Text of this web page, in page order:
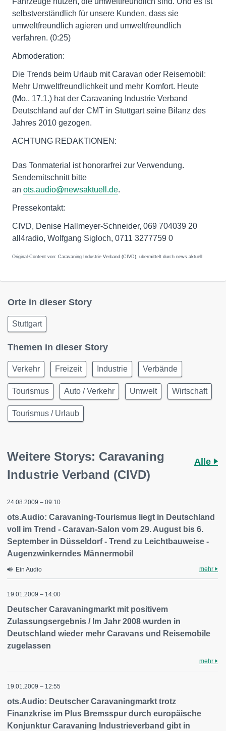
selbstverständlich für unsere Kunden, dass sie
umweltfreundlich agieren und umweltfreundlich
verfahren. (0:25)
Abmoderation:
Die Trends beim Urlaub mit Caravan oder Reisemobil:
Mehr Umweltfreundlichkeit und mehr Komfort. Heute
(Mo., 17.1.) hat der Caravaning Industrie Verband
Deutschland auf der CMT in Stuttgart seine Bilanz des
Jahres 2010 gezogen.
ACHTUNG REDAKTIONEN:
Das Tonmaterial ist honorarfrei zur Verwendung.
Sendemitschnitt bitte
an ots.audio@newsaktuell.de.
Pressekontakt:
CIVD, Denise Hallmeyer-Schneider, 069 704039 20
all4radio, Wolfgang Sigloch, 0711 3277759 0
Original-Content von: Caravaning Industrie Verband (CIVD), übermittelt durch news aktuell
Orte in dieser Story
Stuttgart
Themen in dieser Story
Verkehr Freizeit Industrie Verbände
Tourismus Auto / Verkehr Umwelt Wirtschaft
Tourismus / Urlaub
Weitere Storys: Caravaning
Industrie Verband (CIVD)
Alle
24.08.2009 – 09:10
ots.Audio: Caravaning-Tourismus liegt in Deutschland
voll im Trend - Caravan-Salon vom 29. August bis 6.
September in Düsseldorf - Trend zu Leichtbauweise -
Augenzwinkerndes Männermobil
Ein Audio mehr
19.01.2009 – 14:00
Deutscher Caravaningmarkt mit positivem
Zulassungsergebnis / Im Jahr 2008 wurden in
Deutschland wieder mehr Caravans und Reisemobile
zugelassen
mehr
19.01.2009 – 12:55
ots.Audio: Deutscher Caravaningmarkt trotz
Finanzkrise im Plus Bremsspur durch europäische
Konjunktur Caravaning Industrieverband gibt in